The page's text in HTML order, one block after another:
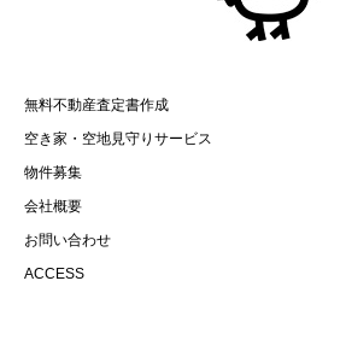
無料不動産査定書作成
空き家・空地見守りサービス
物件募集
会社概要
お問い合わせ
ACCESS